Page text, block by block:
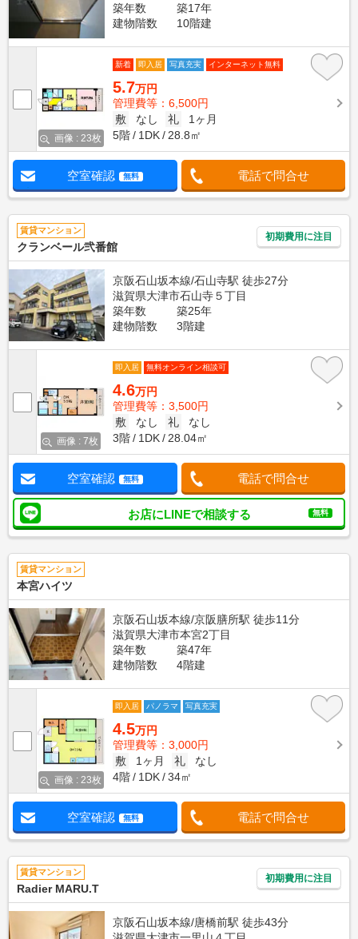
築年数
築17年
建物階数
10階建
画像 : 23枚
新着 即入居 写真充実 インターネット無料
5.7万円
管理費等：6,500円
敷
なし 礼
1ヶ月
5階
1DK 28.8㎡
空室確認 無料 電話で問合せ
賃貸マンション
クランベール弐番館
初期費用に注目
京阪石山坂本線/石山寺駅 徒歩27分
滋賀県大津市石山寺５丁目
築年数
築25年
建物階数
3階建
画像 : 7枚
即入居 無料オンライン相談可
4.6万円
管理費等：3,500円
敷
なし 礼
なし
3階
1DK 28.04㎡
空室確認 無料 電話で問合せ
お店にLINEで相談する 無料
賃貸マンション
本宮ハイツ
京阪石山坂本線/京阪膳所駅 徒歩11分
滋賀県大津市本宮2丁目
築年数
築47年
建物階数
4階建
画像 : 23枚
即入居 パノラマ 写真充実
4.5万円
管理費等：3,000円
敷
1ヶ月 礼
なし
4階
1DK 34㎡
空室確認 無料 電話で問合せ
賃貸マンション
Radier MARU.T
初期費用に注目
京阪石山坂本線/唐橋前駅 徒歩43分